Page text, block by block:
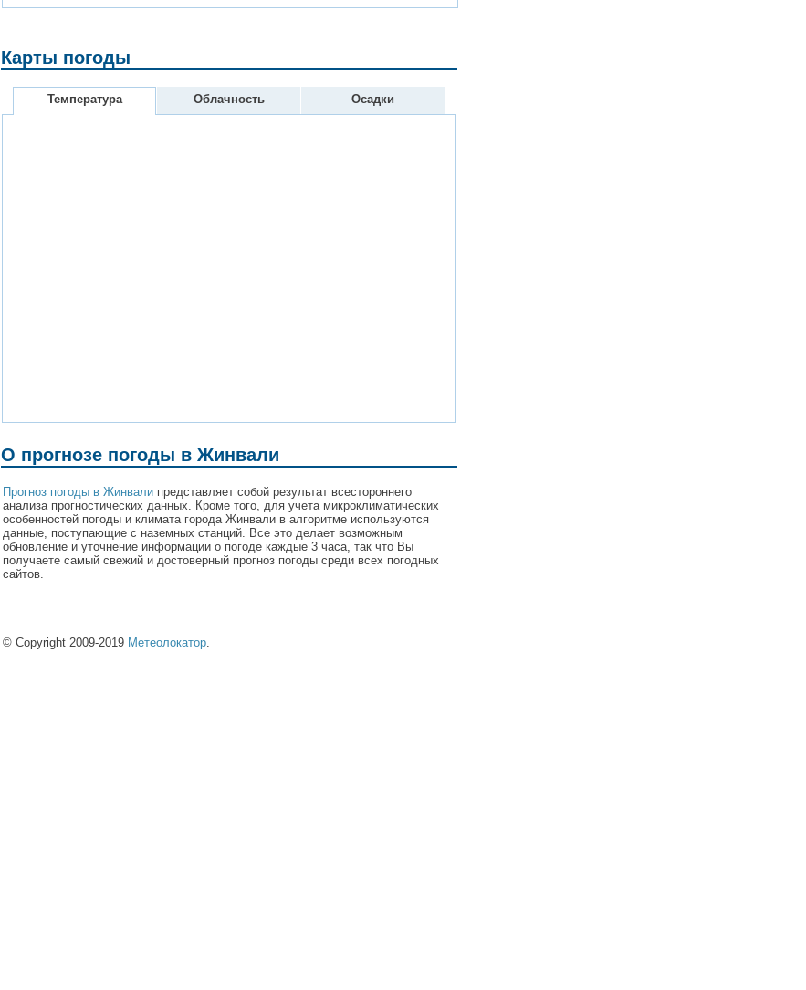
Карты погоды
Температура Облачность Осадки
О прогнозе погоды в Жинвали
Прогноз погоды в Жинвали представляет собой результат всестороннего
анализа прогностических данных. Кроме того, для учета микроклиматических
особенностей погоды и климата города Жинвали в алгоритме используются
данные, поступающие с наземных станций. Все это делает возможным
обновление и уточнение информации о погоде каждые 3 часа, так что Вы
получаете самый свежий и достоверный прогноз погоды среди всех погодных
сайтов.
© Copyright 2009-2019 Метеолокатор